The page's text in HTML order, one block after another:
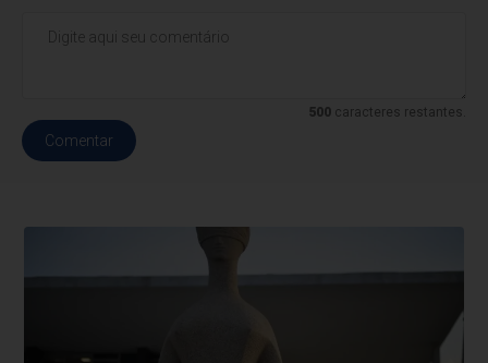
500caracteres restantes.
Comentar